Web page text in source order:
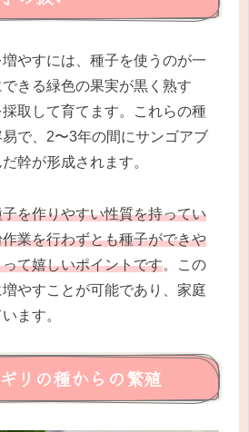
やすには、種子を使うのが一
きる緑色の果実が黒く熟す
取して育てます。これらの種
で、2〜3年の間にサンゴアブ
幹が形成されます。
を作りやすい性質を持ってい
業を行わずとも種子ができや
て嬉しいポイントです。この
やすことが可能であり、家庭
ます。
リの種からの繁殖